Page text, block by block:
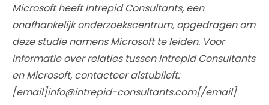
Microsoft heeft Intrepid Consultants, een
onafhankelijk onderzoekscentrum, opgedragen om
deze studie namens Microsoft te leiden. Voor
informatie over relaties tussen Intrepid Consultants
en Microsoft, contacteer alstublieft:
[email]info@intrepid-consultants.com[/email]